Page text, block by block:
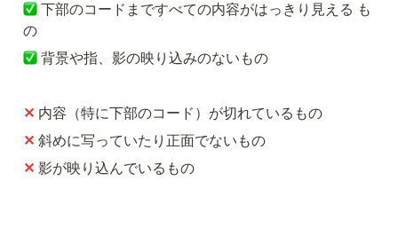
下部のコードまですべての内容がはっきり見える も
の
背景や指、影の映り込みのないもの
✕ 内容（特に下部のコード）が切れているもの
✕ 斜めに写っていたり正面でないもの
✕ 影が映り込んでいるもの